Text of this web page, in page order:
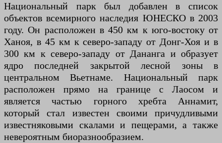
Национальный парк был добавлен в список
объектов всемирного наследия ЮНЕСКО в 2003
году. Он расположен в 450 км к юго-востоку от
Ханоя, в 45 км к северо-западу от Донг-Хоя и в
300 км к северо-западу от Дананга и образует
ядро ​​последней закрытой лесной зоны в
центральном Вьетнаме. Национальный парк
расположен прямо на границе с Лаосом и
является частью горного хребта Аннамит,
который стал известен своими причудливыми
известняковыми скалами и пещерами, а также
невероятным биоразнообразием.